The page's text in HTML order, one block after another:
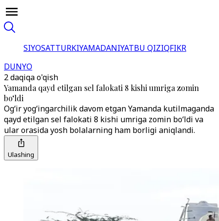
SIYOSATTURKIYAMADANIYATBU QIZIQFIKR
DUNYO
2 daqiqa o'qish
Yamanda qayd etilgan sel falokati 8 kishi umriga zomin
boʻldi
Og‘ir yog‘ingarchilik davom etgan Yamanda kutilmaganda
qayd etilgan sel falokati 8 kishi umriga zomin bo‘ldi va
ular orasida yosh bolalarning ham borligi aniqlandi.
Ulashing